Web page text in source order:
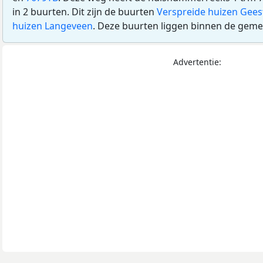
in 2 buurten. Dit zijn de buurten Verspreide huizen
huizen Langeveen. Deze buurten liggen binnen de
Advertentie: